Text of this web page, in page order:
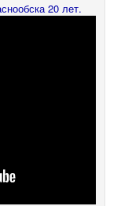
20 лет.